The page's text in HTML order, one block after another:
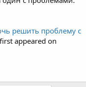
решить проблему с
first appeared on